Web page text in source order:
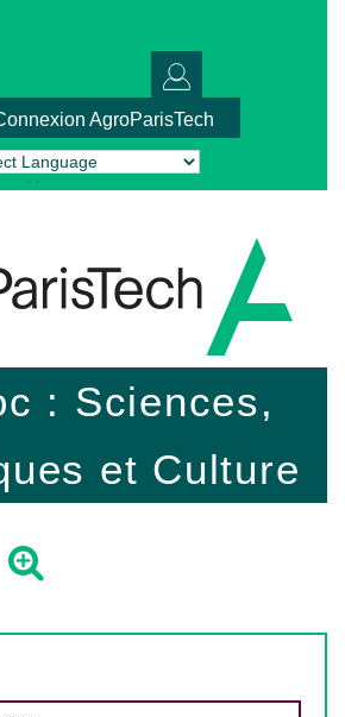
AgroParisTech
by Translate
: Sciences,
et Culture